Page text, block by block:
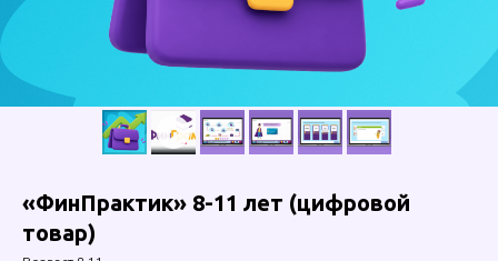
«ФинПрактик» 8-11 лет (цифровой
товар)